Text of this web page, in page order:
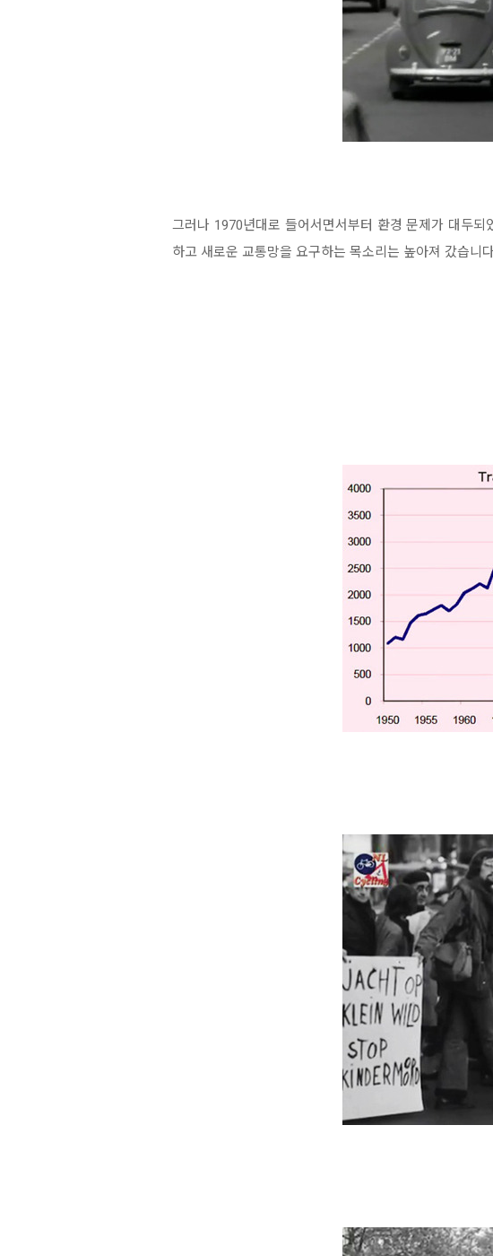
그러나 1970년대로 들어서면서부터 환경 문제가 대두
하고 새로운 교통망을 요구하는 목소리는 높아져 갔습니